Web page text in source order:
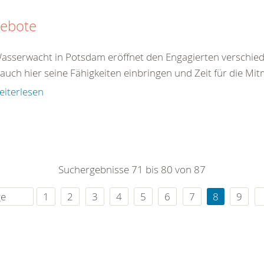
in Potsdam eröffnet den Engagierten
hier seine Fähigkeiten einbringen und Zeit für die
Suchergebnisse 71 bis 80 von 87
1 2 3 4 5 6 7 8 9